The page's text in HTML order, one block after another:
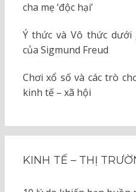
cha mẹ ‘độc hại’
Ý thức và Vô thức
của Sigmund Freud
Chơi xổ số và các trò
kinh tế – xã hội
KINH TẾ – THỊ